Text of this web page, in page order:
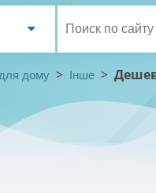
дому > Інше >